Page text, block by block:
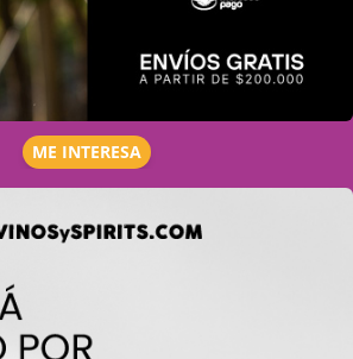
ME INTERESA